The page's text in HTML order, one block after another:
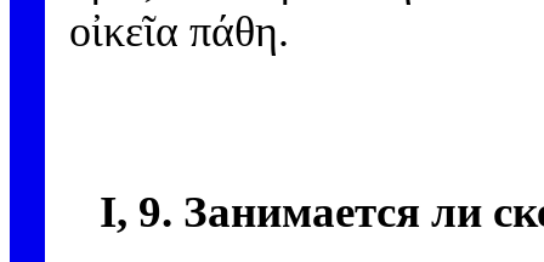
οἰκεῖα πάθη.
I, 9. Занимается ли